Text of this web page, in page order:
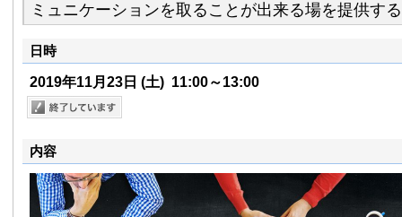
ミュニケーションを取ることが出来る場を提供す
日時
2019年11月23日 (土) 11:00～13:00
内容